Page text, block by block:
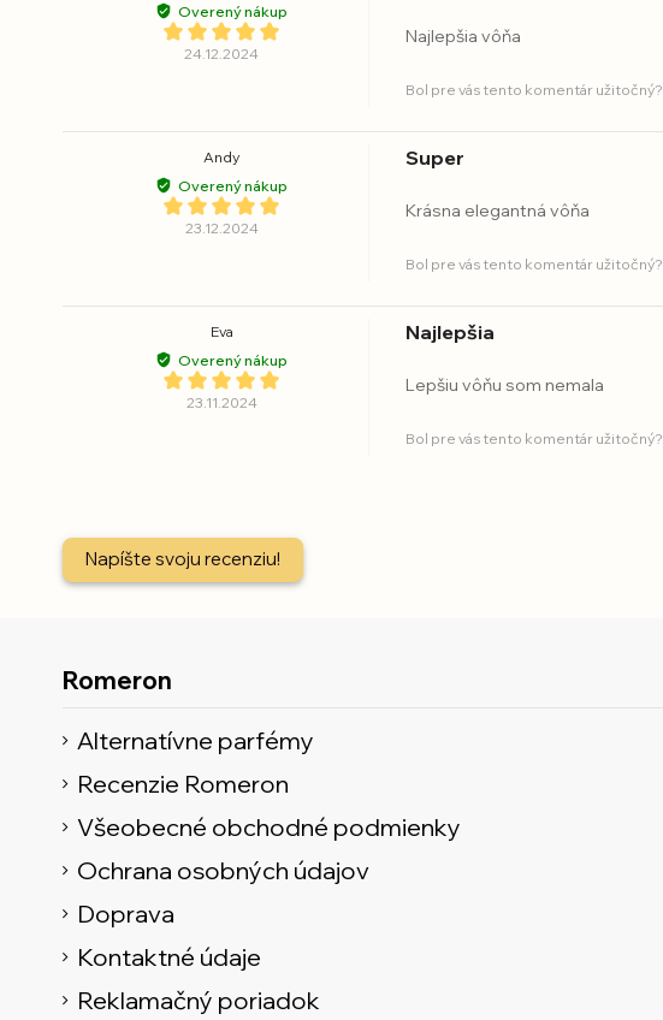
Overený nákup
24.12.2024
Najlepšia vôňa
Bol pre vás tento komentár užitočný?
Andy
Overený nákup
23.12.2024
Super
Krásna elegantná vôňa
Bol pre vás tento komentár užitočný?
Eva
Overený nákup
23.11.2024
Najlepšia
Lepšiu vôňu som nemala
Bol pre vás tento komentár užitočný?
Napíšte svoju recenziu!
Romeron
Alternatívne parfémy
Recenzie Romeron
Všeobecné obchodné podmienky
Ochrana osobných údajov
Doprava
Kontaktné údaje
Reklamačný poriadok